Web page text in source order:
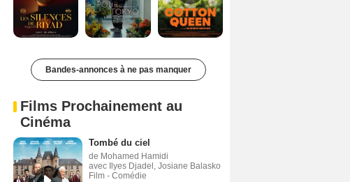
Bandes-annonces à ne pas manquer
Films Prochainement au
Cinéma
Tombé du ciel
de Mohamed Hamidi
avec Ilyes Djadel, Josiane Balasko
Film - Comédie